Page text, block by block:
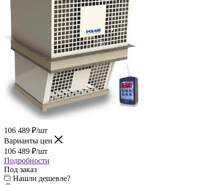
106 489 ₽/шт
Варианты цен
106 489 ₽/шт
Подробности
Под заказ
Нашли дешевле?